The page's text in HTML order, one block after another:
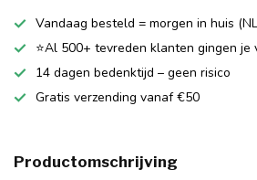
Vandaag besteld = morgen in huis
⭐Al 500+ tevreden klanten gingen je
14 dagen bedenktijd – geen risico
Gratis verzending vanaf €50
Productomschrijving